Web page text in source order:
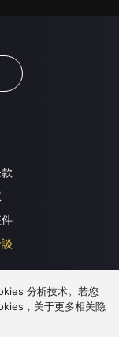
分析技术。若您
，关于更多相关隐